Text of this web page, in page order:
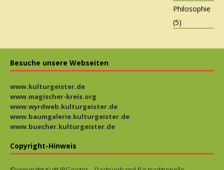
Philosophie
(5)
Besuche unsere Webseiten
www.kulturgeister.de
www.magischer-kreis.org
www.wyrdweb.kulturgeister.de
www.baumgalerie.kulturgeister.de
www.buecher.kulturgeister.de
Copyright-Hinweis